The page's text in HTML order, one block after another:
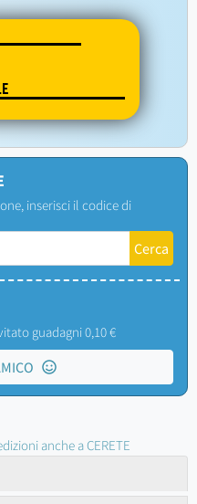
inserisci il codice di
guadagni 0,10 €
anche a CERETE